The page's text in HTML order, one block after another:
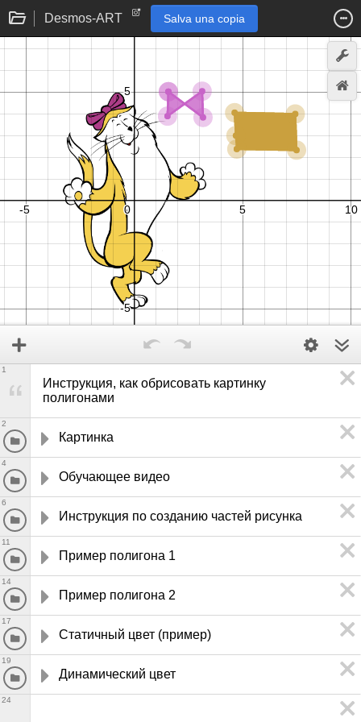
Desmos-ART Salva una copia
Инструкция, как обрисовать картинку
полигонами
1
Картинка
2
Обучающее видео
4
Инструкция по созданию частей рисунка
6
Пример полигона 1
11
Пример полигона 2
14
Статичный цвет (пример)
17
Динамический цвет
19
24